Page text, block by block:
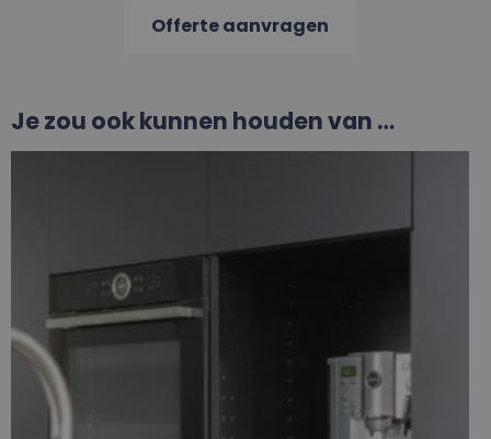
Offerte aanvragen
Je zou ook kunnen houden van …